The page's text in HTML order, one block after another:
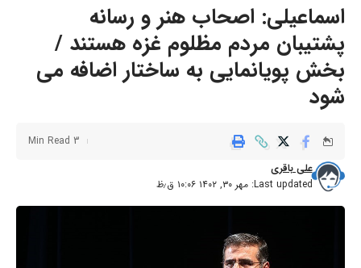
اسماعیلی: اصحاب هنر و رسانه
پشتیبان مردم مظلوم غزه هستند /
بخش پویانمایی به ساختار اضافه می
شود
Last updated: مهر ۳۰, ۱۴۰۲ ۱۰:۰۶ ق٫ظ
علی باقری
3 Min Read